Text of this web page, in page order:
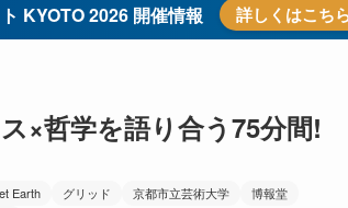
KYOTO 2026 開催情報 詳しくはこち
×哲学を語り合う75分間!
Earth グリッド 京都市立芸術大学
博報堂